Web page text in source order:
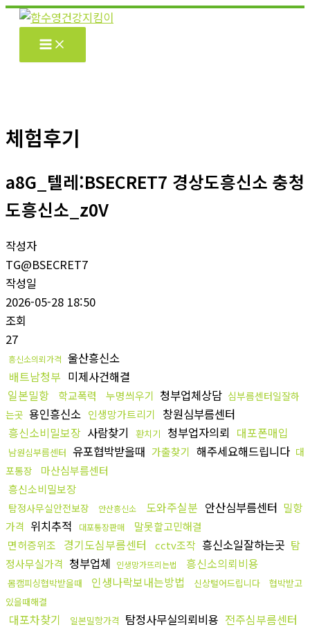
콘
뛰
기
체험후기
a8G_텔레:BSECRET7 경상도흥신소 충청
도흥신소_z0V
작성자
TG@BSECRET7
작성일
2026-05-28 18:50
조회
27
흥신소의뢰가격 울산흥신소
배트남청부 미제사건해결
일본밀항
학교폭력 누명씌우기 청부업체상담 심부름센터일잘하
는곳 용인흥신소 인생망가트리기
창원심부름센터
흥신소비밀보장 사람찾기 환치기 청부업자의뢰 대포폰매입
남원심부름센터 유포협박받을때 가출찾기 해주세요해드립니다 대
포통장
마산심부름센터
흥신소비밀보장
탐정사무실안전보장 안산흥신소 도와주실분 안산심부름센터 밀항
가격 위치추적 대포통장판매
말못할고민해결
면허증위조
경기도심부름센터 cctv조작 흥신소일잘하는곳 탐
정사무실가격 청부업체 인생망가뜨리는법 흥신소의뢰비용
몸캠피싱협박받을때 인생나락보내는방법 신상털어드립니다
협박받고
있을때해결
대포차찾기 일본밀항가격 탐정사무실의뢰비용 전주심부름센터